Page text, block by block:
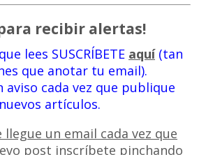
recibir alertas!
lees SUSCRÍBETE aquí(tan
que anotar tu email).
aviso cada vez que publique
nuevos artículos.